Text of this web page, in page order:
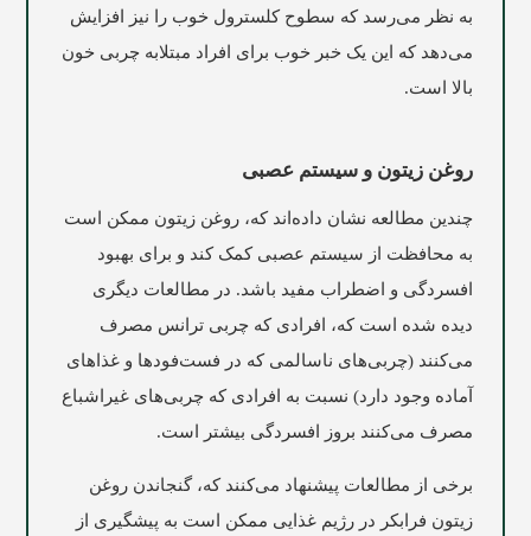
به نظر می‌رسد که سطوح کلسترول خوب را نیز افزایش
می‌دهد که این یک خبر خوب برای افراد مبتلابه چربی خون
بالا است.
روغن زیتون و سیستم عصبی
چندین مطالعه نشان داده‌اند که، روغن زیتون ممکن است
به محافظت از سیستم عصبی کمک کند و برای بهبود
افسردگی و اضطراب مفید باشد. در مطالعات دیگری
دیده شده است که، افرادی که چربی ترانس مصرف
می‌کنند (چربی‌های ناسالمی که در فست‌فود‌ها و غذاهای
آماده وجود دارد) نسبت به افرادی که چربی‌های غیراشباع
مصرف می‌کنند بروز افسردگی بیشتر است.
برخی از مطالعات پیشنهاد می‌کنند که، گنجاندن روغن
زیتون فرابکر در رژیم غذایی ممکن است به پیشگیری از